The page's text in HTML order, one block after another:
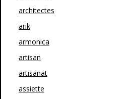
architectes
arik
armonica
artisan
artisanat
assiette